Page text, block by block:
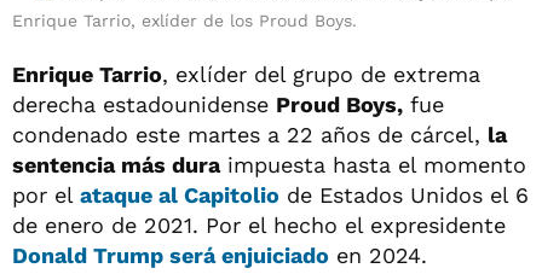
Enrique Tarrio, exlíder de los Proud Boys.
Enrique Tarrio, exlíder del grupo de extrema
derecha estadounidense Proud Boys, fue
condenado este martes a 22 años de cárcel, la
sentencia más duraimpuesta hasta el momento
por el ataque al Capitolio de Estados Unidos el 6
de enero de 2021. Por el hecho el expresidente
Donald Trump será enjuiciado en 2024.